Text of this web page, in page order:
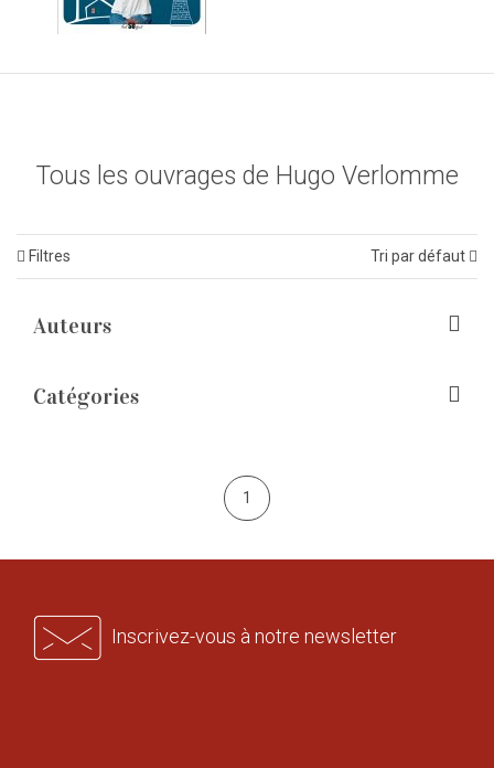
Tous les ouvrages de Hugo Verlomme
Filtres Tri par défaut
Auteurs
Catégories
1
Inscrivez-vous à notre newsletter